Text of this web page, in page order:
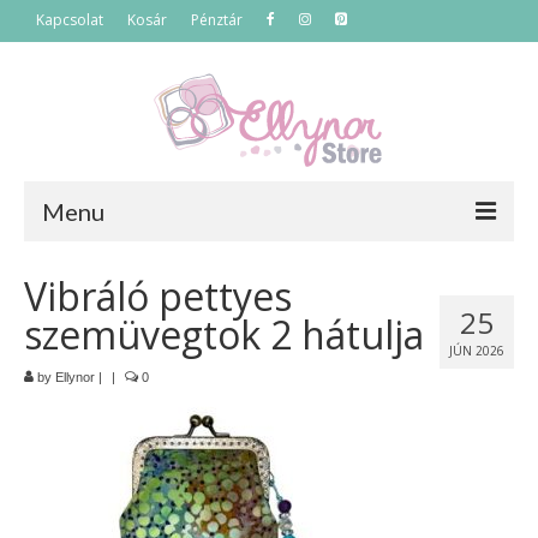
Kapcsolat Kosár Pénztár
Menu
Főoldal
Termékek
Szettek
Akciós termékek
Táskák
Neszeszerek
25
JÚN 2026
Vibráló pettyes
szemüvegtok 2 hátulja
by Ellynor | | 0